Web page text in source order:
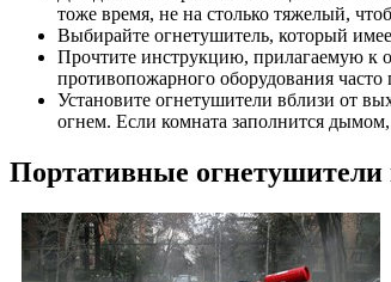
тоже время, не на столько тяжелый,
Выбирайте огнетушитель, который
Прочтите инструкцию, прилагаемую к
противопожарного оборудования
Установите огнетушители вблизи от
огнем. Если комната заполнится
Портативные огнетушители